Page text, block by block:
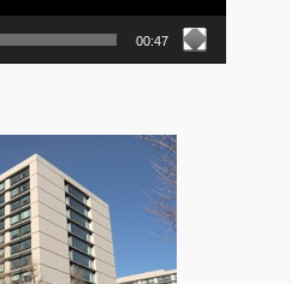
00:47